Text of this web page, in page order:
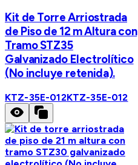
Kit de Torre Arriostrada
de Piso de 12 m Altura con
Tramo STZ35
Galvanizado Electrolítico
(No incluye retenida).
KTZ-35E-012KTZ-35E-012